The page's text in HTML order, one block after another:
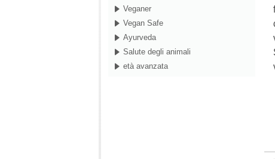
Veganer
Vegan Safe
Ayurveda
Salute degli animali
età avanzata